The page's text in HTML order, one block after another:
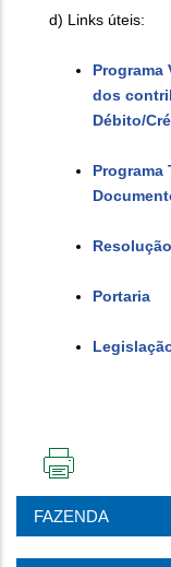
d) Links úteis:
Programa
dos
Débito/
Programa
Resolução
Portaria
PÁGINA
FAZENDA